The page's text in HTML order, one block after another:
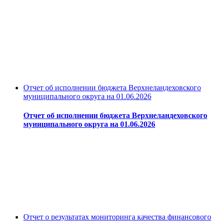
Отчет об исполнении бюджета Верхнеландеховского
муниципального округа на 01.06.2026
Отчет об исполнении бюджета Верхнеландеховского
муниципального округа на 01.06.2026
Отчет о результатах мониторинга качества финансового